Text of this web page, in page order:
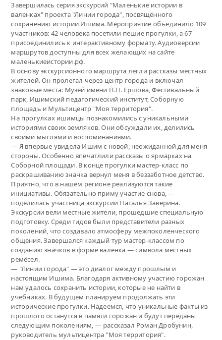
Завершилась серия экскурсий "Маленькие истории в
валенках" проекта "Линии города", посвящённого
сохранению истории Ишима. Мероприятие объединило 109
участников: 42 человека посетили пешие прогулки, а 67
присоединились к интерактивному формату. Аудиоверсии
маршрутов доступны для всех желающих на сайте
маленькиеистории.рф.
В основу экскурсионного маршрута легли рассказы местных
жителей. Он пролегал через центр города и включал
знаковые места: Музей имени П.П. Ершова, Фестивальный
парк, Ишимский педагогический институт, Соборную
площадь и Мультицентр "Моя территория".
На прогулках ишимцы познакомились с уникальными
историями своих земляков. Они обсуждали их, делились
своими мыслями и воспоминаниями.
— Я впервые увидела Ишим с новой, неожиданной для меня
стороны. Особенно впечатлили рассказы о ярмарках на
Соборной площади. В конце прогулки мастер-класс по
раскрашиванию значка вернул меня в беззаботное детство.
Приятно, что в нашем регионе реализуются такие
инициативы. Обязательно приму участие снова, —
поделилась участница экскурсии Наталья Заверина.
Экскурсии вели местные жители, прошедшие специальную
подготовку. Среди гидов были представители разных
поколений, что создавало атмосферу межпоколенческого
общения. Завершался каждый тур мастер-классом по
созданию значков в форме валенка — символа местных
ремёсел.
— "Линии города" — это диалог между прошлым и
настоящим Ишима. Благодаря активному участию горожан
нам удалось сохранить истории, которые не найти в
учебниках. В будущем планируем продолжать эти
исторические прогулки. Надеемся, что уникальные факты из
прошлого останутся в памяти горожан и будут переданы
следующим поколениям, — рассказал Роман Дробунин,
руководитель мультицентра "Моя территория".